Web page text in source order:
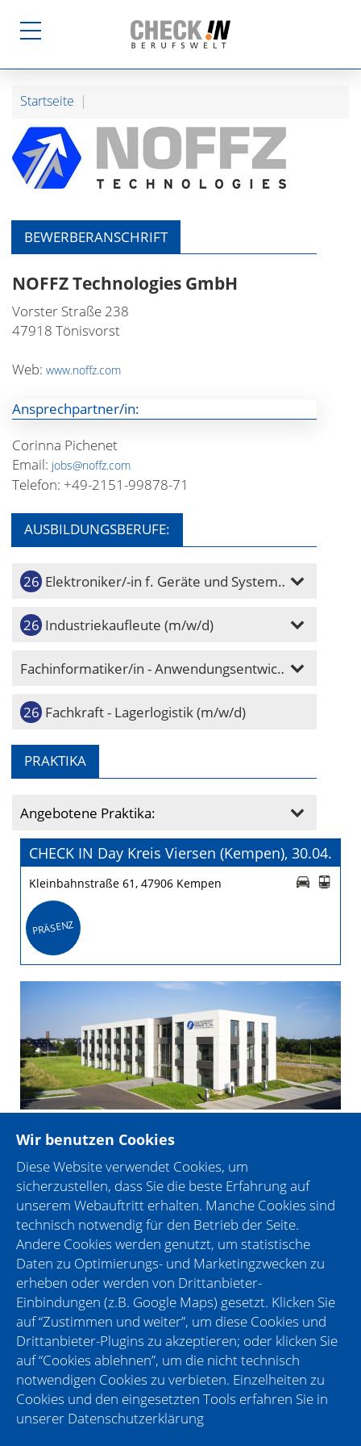
Startseite
BEWERBERANSCHRIFT
NOFFZ Technologies GmbH
Vorster Straße 238
47918 Tönisvorst
Web: www.noffz.com
Ansprechpartner/in:
Corinna Pichenet
Email: jobs@noffz.com
Telefon: +49-2151-99878-71
AUSBILDUNGSBERUFE:
Elektroniker/-in f. Geräte und Systeme (m/w/d)
Industriekaufleute (m/w/d)
Fachinformatiker/in - Anwendungsentwicklung (m/w/d)
Fachkraft - Lagerlogistik (m/w/d)
PRAKTIKA
Angebotene Praktika:
CHECK IN Day Kreis Viersen (Kempen), 30.04.
Kleinbahnstraße 61, 47906 Kempen
PRÄSENZ
CHECK IN Day
Infos zum Unternehmen
Besonderheiten am CHECK IN Day:
Besuche unseren Stand und erfahre von
unserer tollen Arbeits Atmosphäre
Lerne unser Welcome-Package kennen
Nimm dir eine Erinnerung von uns mit nach
Hause
Wir sind beim CHECK IN Day dabei, weil...
.... wir dich suchen. Du bist aufgeschlossen, arbeitest
gerne im Team? Dann besuche uns!
Wir benutzen Cookies
Diese Website verwendet Cookies, um
sicherzustellen, dass Sie die beste Erfahrung auf
unserem Webauftritt erhalten. Manche Cookies sind
technisch notwendig für den Betrieb der Seite.
Andere Cookies werden genutzt, um statistische
Daten zu Optimierungs- und Marketingzwecken zu
erheben oder werden von Drittanbieter-
Einbindungen (z.B. Google Maps) gesetzt. Klicken Sie
auf “Zustimmen und weiter”, um diese Cookies und
Drittanbieter-Plugins zu akzeptieren; oder klicken Sie
auf “Cookies ablehnen”, um die nicht technisch
notwendigen Cookies zu verbieten. Einzelheiten zu
Cookies und den eingesetzten Tools erfahren Sie in
unserer Datenschutzerklärung